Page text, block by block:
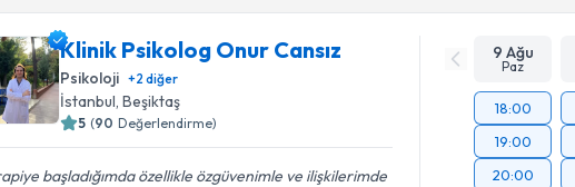
Klinik Psikolog Onur Cansız
Psikoloji +2 diğer
İstanbul, Beşiktaş
5 (90 Değerlendirme)
başladığımda özellikle özgüvenimle ve ilişkilerimde
9 Ağu
Paz
18:00
19:00
20:00